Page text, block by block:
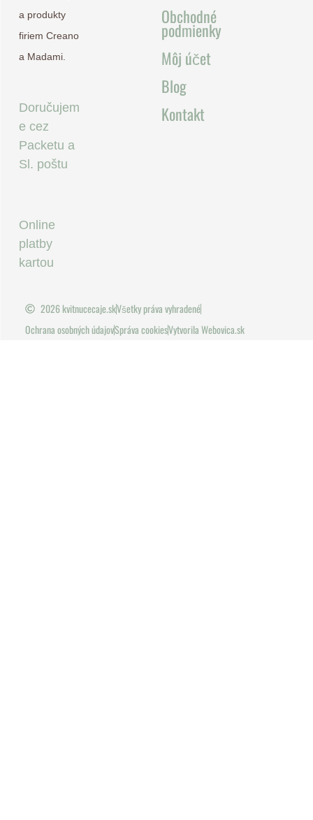
a produkty
firiem Creano
a Madami.
Doručujem
e cez
Packetu a
Sl. poštu
Online
platby
kartou
Obchodné
podmienky
Môj účet
Blog
Kontakt
2026 kvitnucecaje.skVšetky práva vyhradené
Ochrana osobných údajovSpráva cookiesVytvorila Webovica.sk